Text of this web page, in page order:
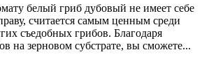
белый гриб дубовый не имеет себе
считается самым ценным среди
съедобных грибов. Благодаря
на зерновом субстрате, вы сможете...